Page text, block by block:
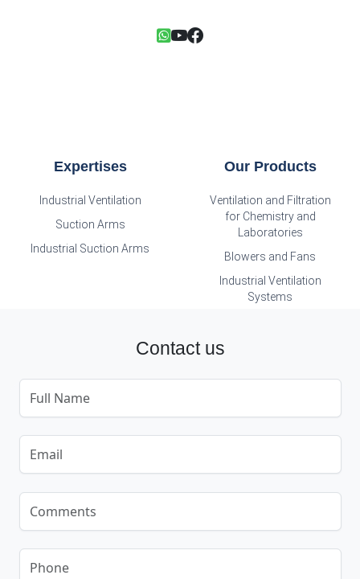
Expertises
Industrial Ventilation
Suction Arms
Industrial Suction Arms
Our Products
Ventilation and Filtration
for Chemistry and
Laboratories
Blowers and Fans
Industrial Ventilation
Systems
Contact us